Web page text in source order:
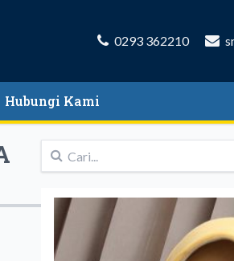
0293 362210
Hubungi Kami